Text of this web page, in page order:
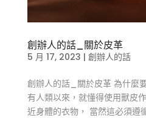
創辦人的話_關於皮革
5 月 17, 2023 | 創辦人的話
創辦人的話_關於皮革 為什麼
有人類以來，就懂得使用獸皮
近身體的衣物， 當然這必須